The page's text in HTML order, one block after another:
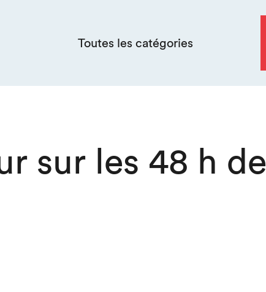
Toutes les catégories
sur les 48 h de